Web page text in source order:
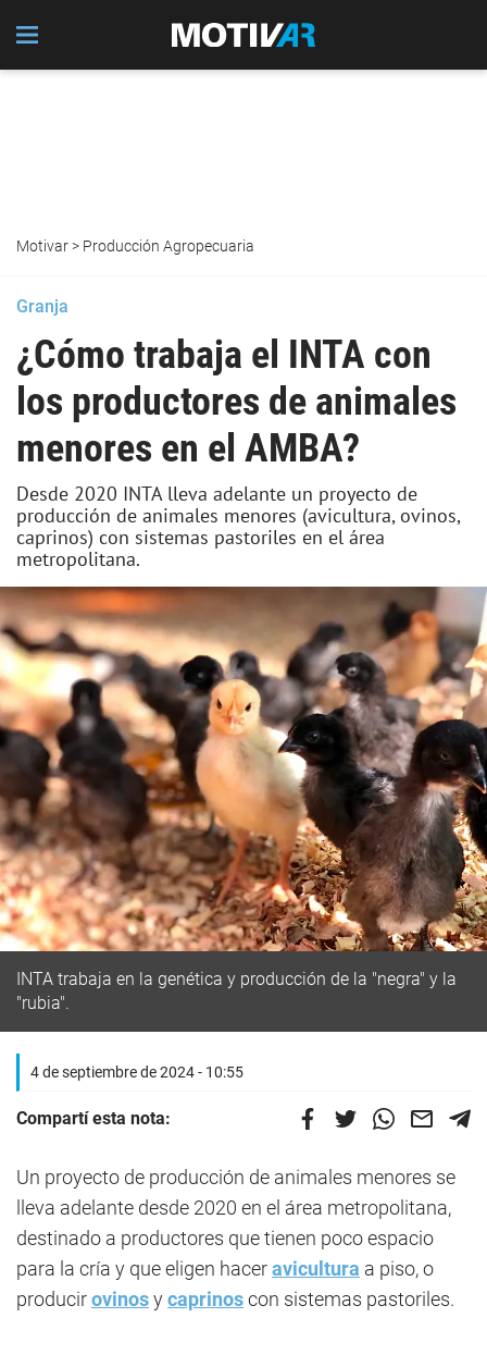
Motivar> Producción Agropecuaria
Granja
¿Cómo trabaja el INTA con
los productores de animales
menores en el AMBA?
Desde 2020 INTA lleva adelante un proyecto de
producción de animales menores (avicultura, ovinos,
caprinos) con sistemas pastoriles en el área
metropolitana.
INTA trabaja en la genética y producción de la "negra" y la
"rubia".
4 de septiembre de 2024 - 10:55
Compartí esta nota:
Un proyecto de producción de animales menores se
lleva adelante desde 2020 en el área metropolitana,
destinado a productores que tienen poco espacio
para la cría y que eligen haceravicultura a piso, o
producirovinosycaprinoscon sistemas pastoriles.